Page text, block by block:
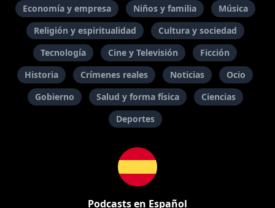
Economía y empresa
Niños y familia
Música
Religión y espiritualidad
Cultura y sociedad
Tecnología
Cine y Televisión
Ficción
Historia
Crímenes reales Noticias
Ocio
Gobierno
Salud y forma física
Ciencias
Deportes
Podcasts en Español